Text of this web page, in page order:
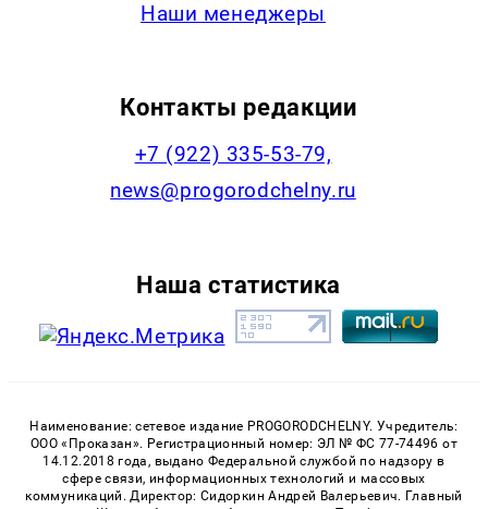
Наши менеджеры
Контакты редакции
+7 (922) 335-53-79,
news@progorodchelny.ru
Наша статистика
Наименование: сетевое издание PROGORODCHELNY. Учредитель:
ООО «Проказан». Регистрационный номер: ЭЛ № ФС 77-74496 от
14.12.2018 года, выдано Федеральной службой по надзору в
сфере связи, информационных технологий и массовых
коммуникаций. Директор: Сидоркин Андрей Валерьевич. Главный